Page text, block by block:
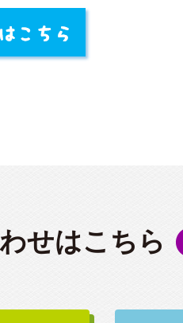
せはこちら